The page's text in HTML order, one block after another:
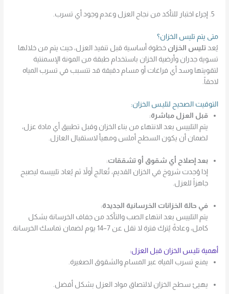
إجراء اختبار للتأكد من نجاح العزل وعدم وجود أي تسرب.
متى يتم تليس الخزان؟
يُعدتليس الخزان خطوة أساسية قبل تنفيذ العزل، حيث يتم من خلالها
تسوية جدران وأرضية الخزان باستخدام طبقة من المونة الإسمنتية
لتقويتها وسد أي فراغات أو مسام دقيقة قد تتسبب في تسرب المياه
لاحقاً.
التوقيت الصحيح لتليـس الخزان:
قبل العزل مباشرة:
يتم التلييس بعد الانتهاء من بناء الخزان وقبل تطبيق أي مادة عزل،
لضمان أن يكون السطح أملس ومهيأ لاستقبال العازل.
بعد إصلاح أي شقوق أو تشققات:
إذا وُجدت شروخ في الخزان القديم، تُعالج أولاً ثم يُعاد تلييسه ليصبح
جاهزاً للعزل.
في حالة الخزانات الخرسانية الجديدة:
يتم التلييس بعد انتهاء الصب والتأكد من جفاف الخرسانة بشكل
كامل، وعادةً يُترك فترة لا تقل عن 7–14 يوم لضمان تماسك الخرسانة.
أهمية تليـس الخزان قبل العزل:
يمنع تسرب المياه عبر المسام والشقوق الصغيرة.
يهيئ سطح الخزان لالتصاق مواد العزل بشكل أفضل.